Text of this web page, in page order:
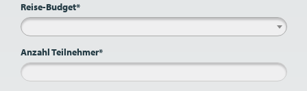
Reise-Budget*
Anzahl Teilnehmer*